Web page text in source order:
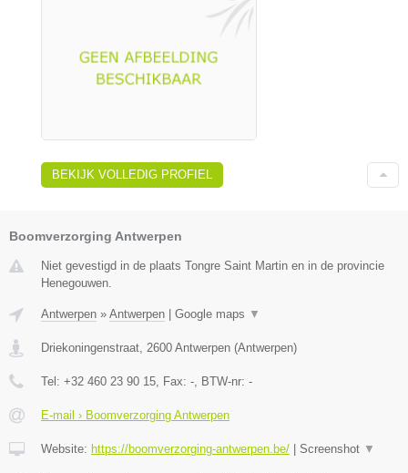
BEKIJK VOLLEDIG PROFIEL
Boomverzorging Antwerpen
Niet gevestigd in de plaats Tongre Saint Martin en in de provincie
Henegouwen.
Antwerpen » Antwerpen Google maps ▼
Driekoningenstraat 2600 Antwerpen (Antwerpen)
Tel: +32 460 23 90 15 , Fax: - , BTW-nr: -
E-mail › Boomverzorging Antwerpen
Website: https://boomverzorging-antwerpen.be/ Screenshot ▼